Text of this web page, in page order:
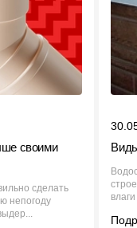
своими
сделать
непогоду